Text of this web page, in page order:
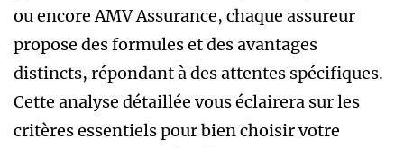
ou encore AMV Assurance, chaque assureur
propose des formules et des avantages
distincts, répondant à des attentes spécifiques.
Cette analyse détaillée vous éclairera sur les
critères essentiels pour bien choisir votre